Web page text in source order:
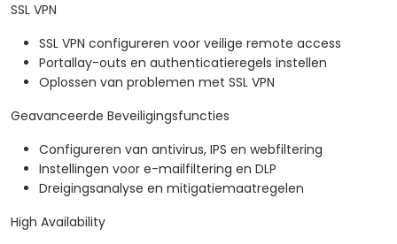
SSL VPN
SSL VPN configureren voor veilige remote access
Portallay-outs en authenticatieregels instellen
Oplossen van problemen met SSL VPN
Geavanceerde Beveiligingsfuncties
Configureren van antivirus, IPS en webfiltering
Instellingen voor e-mailfiltering en DLP
Dreigingsanalyse en mitigatiemaatregelen
High Availability